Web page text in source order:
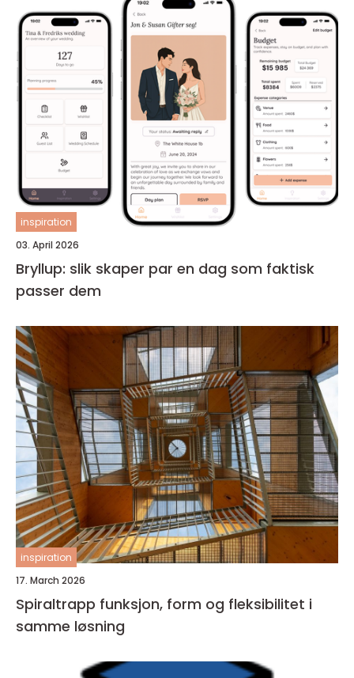
inspiration
03. April 2026
Bryllup: slik skaper par en dag som faktisk
passer dem
inspiration
17. March 2026
Spiraltrapp funksjon, form og fleksibilitet i
samme løsning